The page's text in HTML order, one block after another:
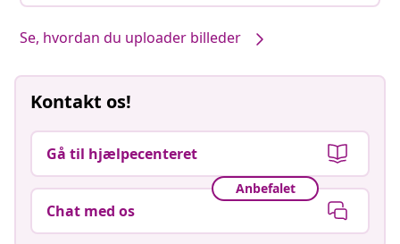
Se, hvordan du uploader billeder
Kontakt os!
Gå til hjælpecenteret
Anbefalet
Chat med os